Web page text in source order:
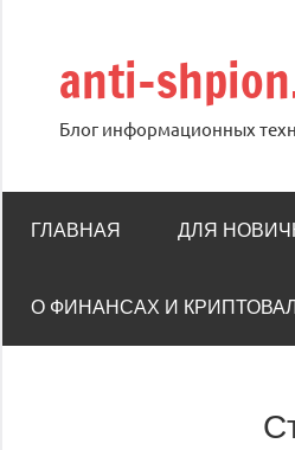
содержимому
anti-
Блог информационных
ГЛАВНАЯ ДЛЯ
О ФИНАНСАХ И